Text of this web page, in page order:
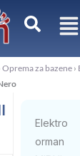
Oprema za bazene ›
Elektro
orman